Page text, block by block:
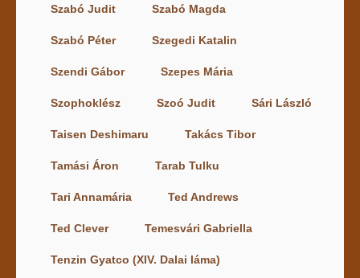
Szabó Judit Szabó Magda
Szabó Péter Szegedi Katalin
Szendi Gábor Szepes Mária
Szophoklész Szoó Judit Sári László
Taisen Deshimaru Takács Tibor
Tamási Áron Tarab Tulku
Tari Annamária Ted Andrews
Ted Clever Temesvári Gabriella
Tenzin Gyatco (XIV. Dalai láma)